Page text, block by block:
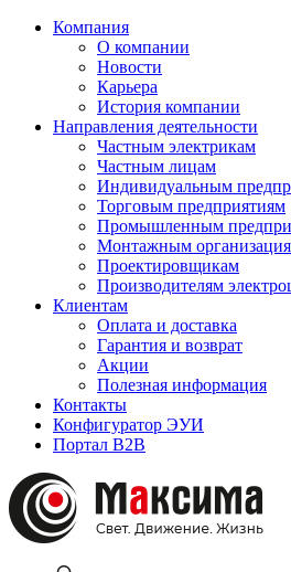
Компания
О компании
Новости
Карьера
История компании
Направления деятельности
Частным электрикам
Частным лицам
Индивидуальным
Торговым предприятиям
Промышленным
Монтажным
Проектировщикам
Производителям
Клиентам
Оплата и доставка
Гарантия и возврат
Акции
Полезная информация
Контакты
Конфигуратор ЭУИ
Портал B2B